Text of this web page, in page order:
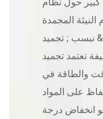
النيئة المجمدة
& نبسب ; تجميد
تعتمد تجميد
والطاقة في
على المواد
انخفاض درجة